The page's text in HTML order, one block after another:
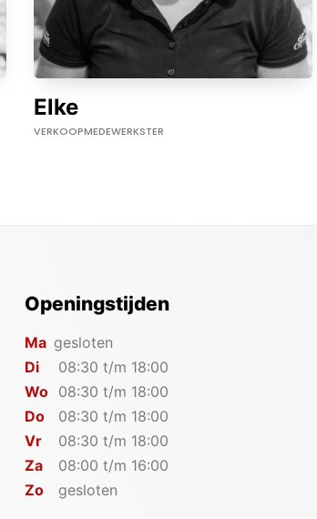
Elke
VERKOOPMEDEWERKSTER
Openingstijden
Ma gesloten
Di
08:30 t/m 18:00
Wo 08:30 t/m 18:00
Do
08:30 t/m 18:00
Vr
08:30 t/m 18:00
Za
08:00 t/m 16:00
Zo
gesloten